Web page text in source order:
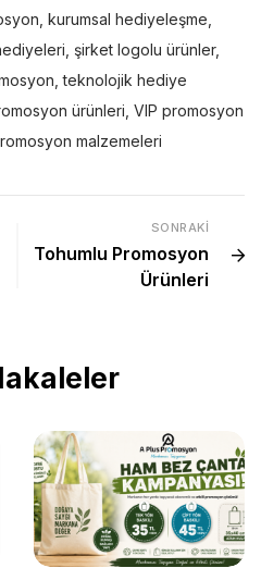
kurumsal hediyeleşme
şirket logolu ürünler,
,teknolojik hediye
ürünleri VIP promosyon
malzemeleri
SONRAKI
Tohumlu Promosyon
Ürünleri